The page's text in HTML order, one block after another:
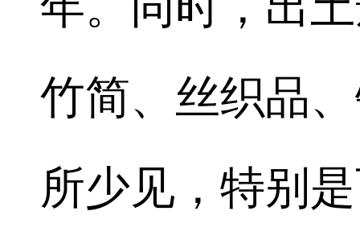
竹简、丝织品
所少见，特别